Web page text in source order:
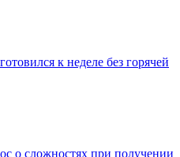
к неделе без горячей
о сложностях при получении